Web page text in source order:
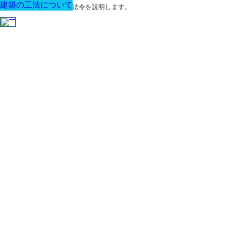
建築に関する用語と関連法令を説明します。
建築の工法について
建築の工法について
建築の工法について
建築の工法について
建築の工法について
建築の工法について
建築の工法について